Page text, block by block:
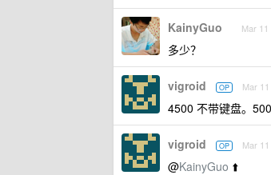
KainyGuo Mar 11
多少？
vigroid OP Mar 11
4500 不带键盘。
vigroid OP Mar 11
@KainyGuo ⬆️